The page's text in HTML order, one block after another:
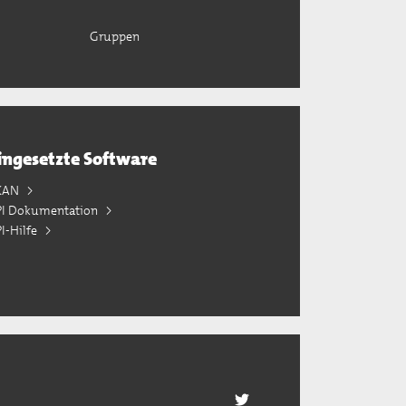
Gruppen
Software
Dokumentation
Hilfe